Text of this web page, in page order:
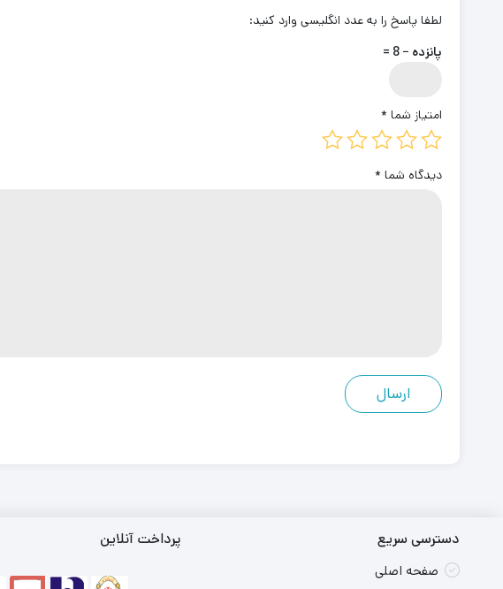
لطفا پاسخ را به عدد انگلیسی وارد کنید:
پانزده − 8 =
امتیاز شما *
دیدگاه شما *
دسترسی سریع
صفحه اصلی
پرداخت آنلاین